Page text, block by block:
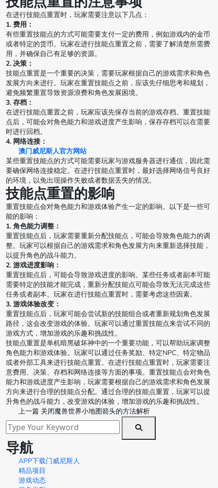
在进行技能点重置时，玩家需要注意以下几点：
1. 费用：
有些重置技能点的方式可能需要支付一定的费用，例如游戏内的金币
或者特定的货币。玩家在进行技能点重置之前，需要了解清楚所需费
用，并确保自己有足够的资源。
2. 决策：
技能点重置是一个重要的决策，需要玩家根据自己的游戏需求和角色
发展方向来进行。玩家在重置技能点之前，应该先仔细思考和规划，
避免频繁重置导致资源浪费和角色发展困境。
3. 存档：
在进行技能点重置之前，玩家应该先保存当前的游戏存档。重置技能
点后，可能会对角色能力和游戏进度产生影响，保存存档可以在需要
时进行回档。
4. 网络连接：
澳门威尼斯人官方网站
某些重置技能点的方式可能需要玩家与游戏服务器进行通信，因此需
要确保网络连接稳定。在进行技能点重置时，最好选择网络信号良好
的环境，以免出现操作失败或者数据丢失的情况。
技能点重置的影响
重置技能点会对角色能力和游戏体验产生一定的影响。以下是一些可
能的影响：
1. 角色能力调整：
重置技能点后，玩家需要重新分配技能点，可能会导致角色能力的调
整。玩家可以根据自己的游戏需求和角色发展方向来重新选择技能，
以提升角色的战斗能力。
2. 游戏进度影响：
重置技能点后，可能会导致游戏进度的影响。某些任务或者副本可能
需要特定的技能才能完成，重新分配技能点可能会导致无法完成这些
任务或者副本。玩家在进行技能点重置时，需要考虑这些因素。
3. 游戏体验改变：
重置技能点后，玩家可能会尝试新的技能组合或者重新规划角色发展
路径，这会改变游戏的体验。玩家可以通过重置技能点来尝试不同的
游戏方式，增加游戏的乐趣和挑战性。
技能点重置是单机暗黑破坏神中的一个重要功能，可以帮助玩家调整
角色能力和游戏体验。玩家可以通过任务奖励、特定NPC、特定物品
或者外部工具来进行技能点重置。在进行技能点重置时，玩家需要注
意费用、决策、存档和网络连接等方面的事项。重置技能点会对角色
能力和游戏进度产生影响，玩家需要根据自己的游戏需求和角色发展
方向来进行合理的技能点分配。通过合理的技能点重置，玩家可以提
升角色的战斗能力，改变游戏的体验，增加游戏的乐趣和挑战性。
上一篇 关闭魔兽世界小地图箭头的方法解析
导航
APP下载门威尼斯人
精品项目
游戏动态